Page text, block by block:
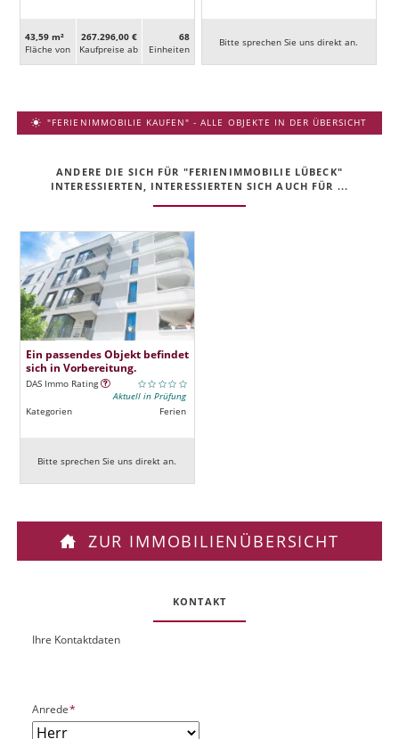
43,59 m²
Fläche von
267.296,00 €
Kaufpreise ab
68
Ein­heiten
Bitte sprechen Sie uns direkt an.
"FERIENIMMOBILIE KAUFEN" - ALLE OBJEKTE IN DER ÜBERSICHT
ANDERE DIE SICH FÜR "FERIENIMMOBILIE LÜBECK"
INTERESSIERTEN, INTERESSIERTEN SICH AUCH FÜR ...
Ein passendes Objekt befindet
sich in Vorbereitung.
DAS Immo Rating
Aktuell in Prüfung
Kategorien
Ferien
Bitte sprechen Sie uns direkt an.
ZUR IMMOBILIENÜBERSICHT
KONTAKT
O
k
UIhre Kontaktdaten
P
f
Anrede*